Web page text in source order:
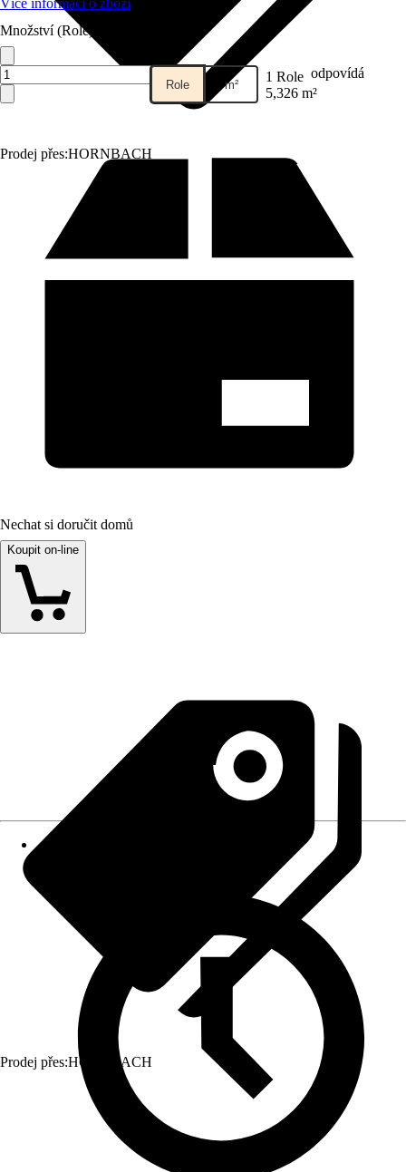
Prodej přes:HORNBACH
Více informací o zboží
Množství (Role)
Role m² 1 Role odpovídá
5,326 m²
Nechat si doručit domů
Koupit on-line
Prodej přes:HORNBACH